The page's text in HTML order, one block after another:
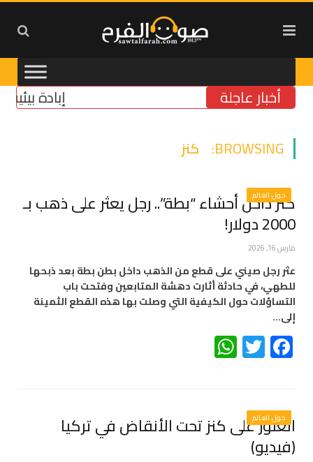
أخبار عاجلة إبادة بيئية
BROWSING: كنز
حول العالم
كنز داخل أحشاء “بطة”.. رجل يعثر على ذهب بـ
2000 دولار!
مارس 16, 2026
عثر رجل صيني على قطع من الذهب داخل بطن بطة بعد ذبحها
للطهي، في حادثة أثارت دهشة المتابعين وفتحت باب
التساؤلات حول الكيفية التي وصلت بها هذه القطع الثمينة
إلى…
Facebook
Twitter
حول العالم
العثور على كنز تحت الأنقاض في تركيا
(فيديو)